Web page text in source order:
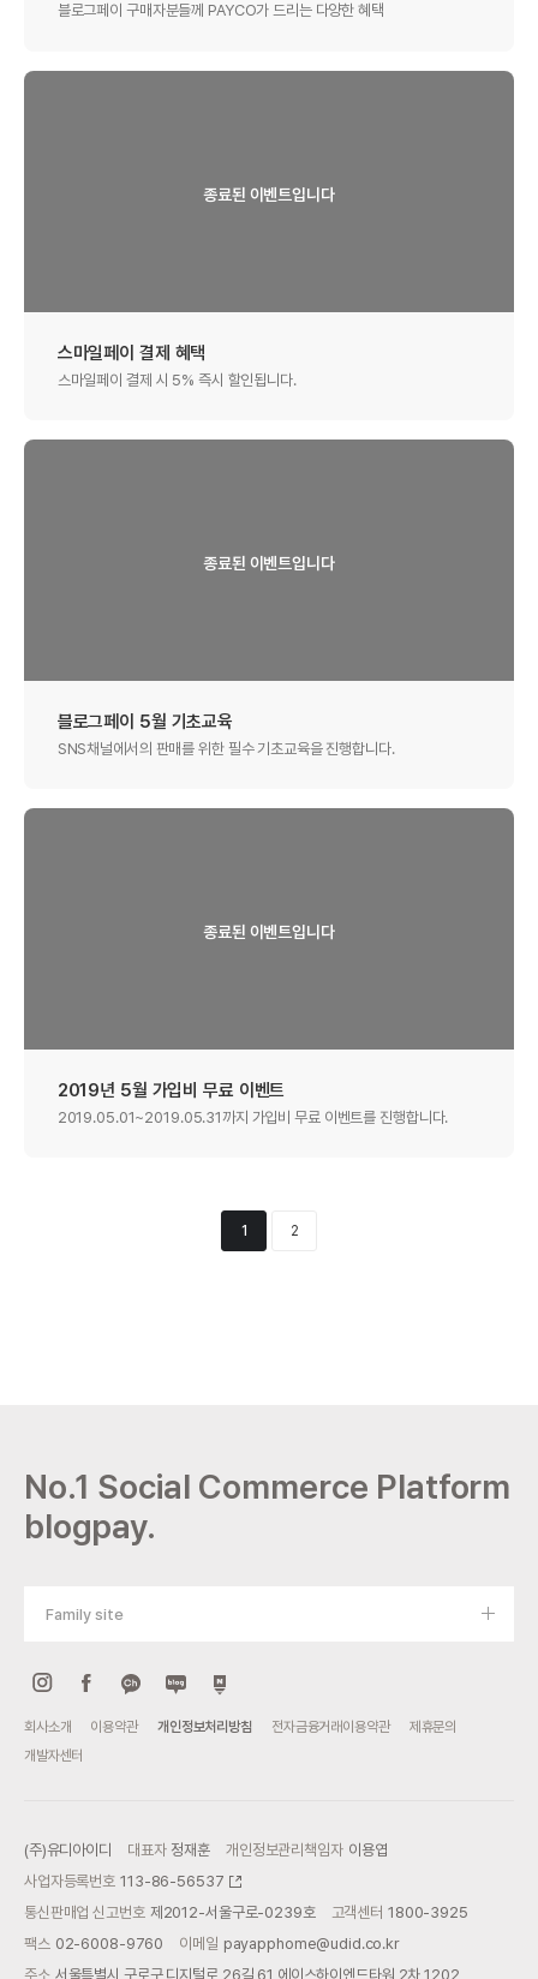
블로그페이 구매자분들께 PAYCO가 드리는 다양한 혜택
스마일페이 결제 혜택
스마일페이 결제 시 5% 즉시 할인됩니다.
블로그페이 5월 기초교육
SNS채널에서의 판매를 위한 필수 기초교육을 진행합니다.
2019년 5월 가입비 무료 이벤트
2019.05.01~2019.05.31까지 가입비 무료 이벤트를 진행합니다.
1 2
No.1 Social Commerce Platform
blogpay.
Family site
회사소개 이용약관 개인정보처리방침 전자금융거래이용약관
제휴문의
개발자센터
(주)유디아이디 대표자 정재훈 개인정보관리책임자 이용엽
사업자등록번호 113-86-56537
통신판매업 신고번호 제2012-서울구로-0239호 고객센터 1800-3925
팩스 02-6008-9760 이메일 payapphome@udid.co.kr
주소 서울특별시 구로구 디지털로 26길 61 에이스하이엔드타워 2차 1202,